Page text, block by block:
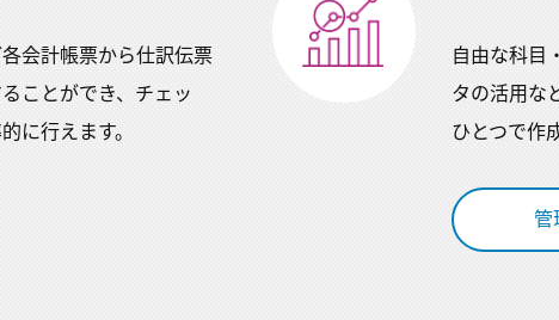
会計帳票から仕訳伝票
ことができ、チェッ
に行えます。
自由な科目
タの活用な
ひとつで作
管